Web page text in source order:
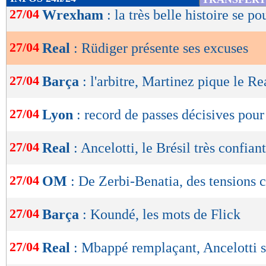
de
OK
27/04 Wrexham : la très belle histoire se
27/04 Real : Rüdiger présente ses excuses
27/04 Barça : l'arbitre, Martinez pique le
27/04 Lyon : record de passes décisives
27/04 Real : Ancelotti, le Brésil très confiant
27/04 OM : De Zerbi-Benatia, des tensions
27/04 Barça : Koundé, les mots de Flick
27/04 Real : Mbappé remplaçant, Ancelotti